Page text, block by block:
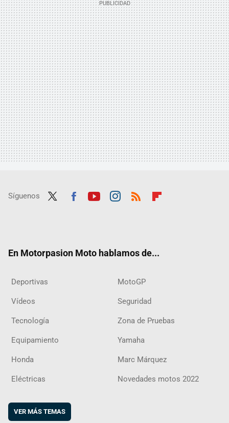
Síguenos
En Motorpasion Moto hablamos de...
Deportivas MotoGP
Vídeos Seguridad
Tecnología Zona de Pruebas
Equipamiento Yamaha
Honda Marc Márquez
Eléctricas Novedades motos 2022
VER MÁS TEMAS